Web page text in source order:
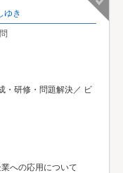
ゆき
・研修・問題解決／ ビ
への応用について